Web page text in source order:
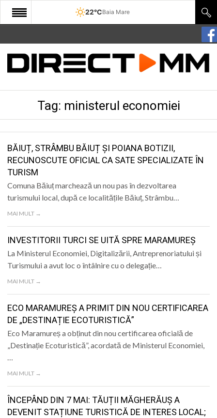
22°CBaia Mare
START
COMUNITATE
CULTURA
SANATATE
SPORT
SPECIAL
Tag: ministerul economiei
BĂIUȚ, STRÂMBU BĂIUȚ ȘI POIANA BOTIZII,
RECUNOSCUTE OFICIAL CA SATE SPECIALIZATE ÎN
TURISM
Comuna Băiuț marchează un nou pas în dezvoltarea
turismului local, după ce localitățile Băiuț, Strâmbu…
MAI MULT →
INVESTITORII TURCI SE UITĂ SPRE MARAMUREȘ
La Ministerul Economiei, Digitalizării, Antreprenoriatului și
Turismului a avut loc o întâlnire cu o delegație…
MAI MULT →
ECO MARAMUREȘ A PRIMIT DIN NOU CERTIFICAREA
DE „DESTINAȚIE ECOTURISTICĂ”
Eco Maramureș a obținut din nou certificarea oficială de
„Destinație Ecoturistică”, acordată de Ministerul Economiei,
…
MAI MULT →
ÎNCEPÂND DIN 7 MAI: TĂUȚII MĂGHERĂUȘ A
DEVENIT STAȚIUNE TURISTICĂ DE INTERES LOCAL;